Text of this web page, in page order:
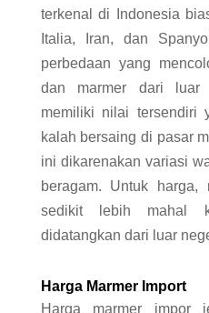
terkenal di Indonesia
Italia, Iran, dan
perbedaan yang
dan marmer dari luar
memiliki nilai tersendiri
kalah bersaing di pasar
ini dikarenakan variasi
beragam. Untuk harga,
sedikit lebih mahal
didatangkan dari luar
Harga Marmer Import
Harga marmer impor